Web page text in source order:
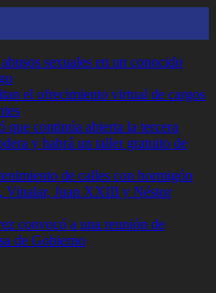
sexuales en un conocido
el ofrecimiento virtual de cargos
continúa abierta la tercera
y habrá un taller gratuito de
de calles con hormigón
Vinalar, Juan XXIII y Néstor
convocó a una reunión de
de Gobierno